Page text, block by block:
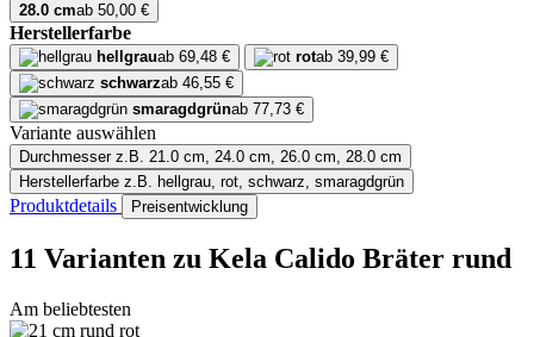
28.0 cmab 50,00 €
Herstellerfarbe
hellgrauab 69,48 € rotab 39,99 €
schwarzab 46,55 €
smaragdgrünab 77,73 €
Variante auswählen
Durchmesser z.B. 21.0 cm, 24.0 cm, 26.0 cm, 28.0 cm
Herstellerfarbe z.B. hellgrau, rot, schwarz, smaragdgrün
Produktdetails Preisentwicklung
11 Varianten zu Kela Calido Bräter rund
Am beliebtesten